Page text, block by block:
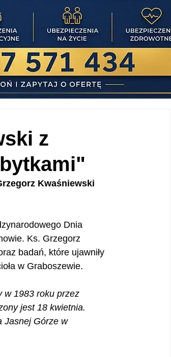
z
Kwaśniewski
Dnia
Ks. Grzegorz
badań, które ujawniły
w Graboszewie.
w 1983 roku przez
jest 18 kwietnia.
Jasnej Górze w